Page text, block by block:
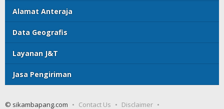
Alamat Anteraja
Data Geografis
Layanan J&T
Jasa Pengiriman
© sikambapang.com Contact Us Disclaimer